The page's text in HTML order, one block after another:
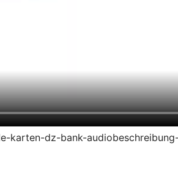
karten-dz-bank-